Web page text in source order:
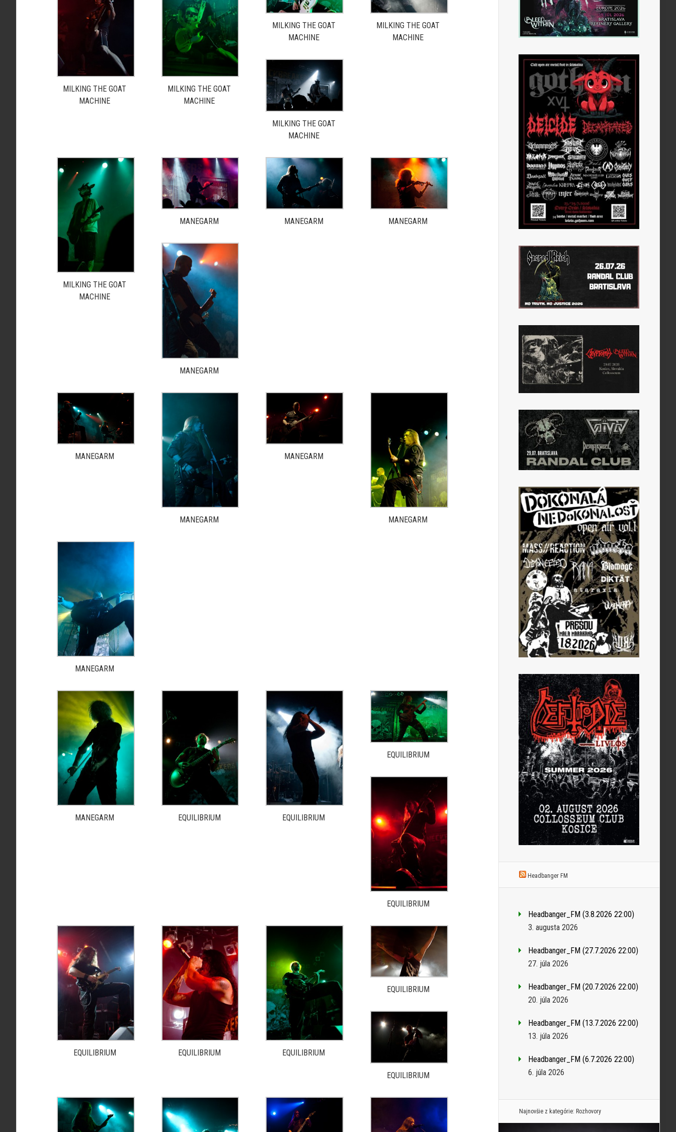
MILKING THE GOAT
MACHINE
MILKING THE GOAT
MACHINE
MILKING THE GOAT
MACHINE
MILKING THE GOAT
MACHINE
MILKING THE GOAT
MACHINE
MILKING THE GOAT
MACHINE
MANEGARM MANEGARM MANEGARM
MANEGARM
MANEGARM
MANEGARM
MANEGARM
MANEGARM
MANEGARM
MANEGARM EQUILIBRIUM EQUILIBRIUM
EQUILIBRIUM
EQUILIBRIUM
EQUILIBRIUM EQUILIBRIUM EQUILIBRIUM
EQUILIBRIUM
EQUILIBRIUM
Headbanger FM
Headbanger_FM (3.8.2026 22:00)
3. augusta 2026
Headbanger_FM (27.7.2026 22:00)
27. júla 2026
Headbanger_FM (20.7.2026 22:00)
20. júla 2026
Headbanger_FM (13.7.2026 22:00)
13. júla 2026
Headbanger_FM (6.7.2026 22:00)
6. júla 2026
Najnovšie z kategórie: Rozhovory